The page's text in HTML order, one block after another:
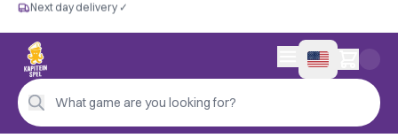
Free from €60
Next day delivery ✓
Personal advice
4,9/5 —
Next day delivery ✓
What game are you looking for?
0 items in cart